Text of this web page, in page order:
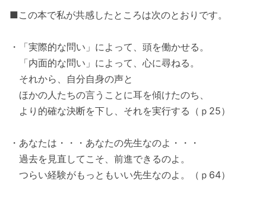
■この本で私が共感したところは次のとおりです。
・「実際的な問い」によって、頭を働かせる。
「内面的な問い」によって、心に尋ねる。
それから、自分自身の声と
ほかの人たちの言うことに耳を傾けたのち、
より的確な決断を下し、それを実行する（ｐ25）
・あなたは・・・あなたの先生なのよ・・・
過去を見直してこそ、前進できるのよ。
つらい経験がもっともいい先生なのよ。（ｐ64）